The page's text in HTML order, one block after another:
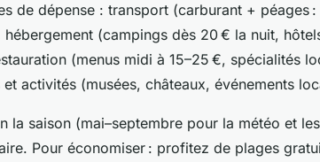
de dépense : transport (carburant + péages
(campings dès 20 € la nuit,
(menus midi à 15–25 €, spécialités
activités (musées, châteaux, événements
la saison (mai–septembre pour la météo et
Pour économiser : profitez de plages